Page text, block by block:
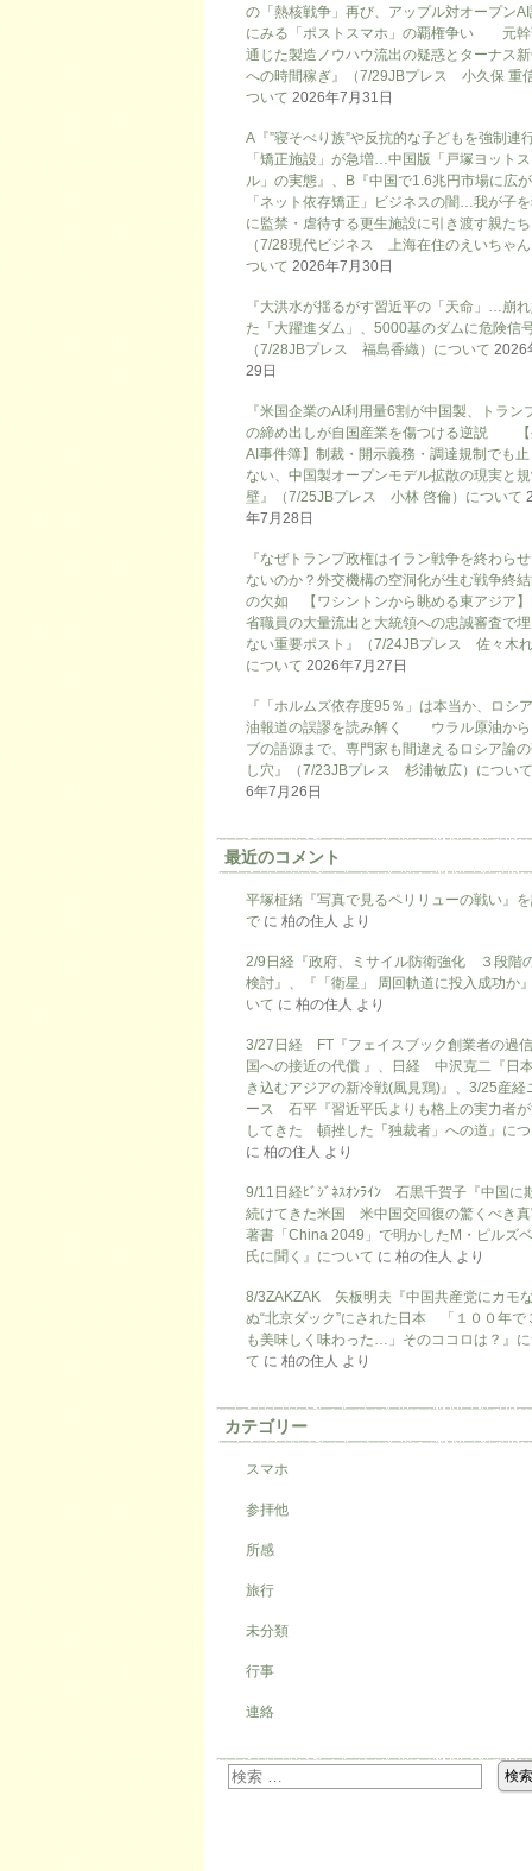
の「熱核戦争」再び、アップル対オープン
にみる「ポストスマホ」の覇権争い 元幹
通じた製造ノウハウ流出の疑惑とターナス
への時間稼ぎ』（7/29JBプレス 小久保 重
ついて 2026年7月31日
A『”寝そべり族”や反抗的な子どもを強制連
「矯正施設」が急増…中国版「戸塚ヨット
ル」の実態』、B『中国で1.6兆円市場に広
「ネット依存矯正」ビジネスの闇…我が子
に監禁・虐待する更生施設に引き渡す親た
（7/28現代ビジネス 上海在住のえいちゃ
ついて 2026年7月30日
『大洪水が揺るがす習近平の「天命」…崩
た「大躍進ダム」、5000基のダムに危険信
（7/28JBプレス 福島香織）について 2026
29日
『米国企業のAI利用量6割が中国製、トラン
の締め出しが自国産業を傷つける逆説 【
AI事件簿】制裁・開示義務・調達規制でも
ない、中国製オープンモデル拡散の現実と
壁』（7/25JBプレス 小林 啓倫）について
年7月28日
『なぜトランプ政権はイラン戦争を終わら
ないのか？外交機構の空洞化が生む戦争終
の欠如 【ワシントンから眺める東アジア
省職員の大量流出と大統領への忠誠審査で
ない重要ポスト』（7/24JBプレス 佐々木
について 2026年7月27日
『「ホルムズ依存度95％」は本当か、ロシ
油報道の誤謬を読み解く ウラル原油から
ブの語源まで、専門家も間違えるロシア論
し穴』（7/23JBプレス 杉浦敏広）について
6年7月26日
最近のコメント
平塚柾緒『写真で見るペリリューの戦い』
で に 柏の住人 より
2/9日経『政府、ミサイル防衛強化 ３段階
検討』、『「衛星」 周回軌道に投入成功か
いて に 柏の住人 より
3/27日経 FT『フェイスブック創業者の過
国への接近の代償 』、日経 中沢克二『日
き込むアジアの新冷戦(風見鶏)』、3/25産経
ース 石平『習近平氏よりも格上の実力者
してきた 頓挫した「独裁者」への道』に
に 柏の住人 より
9/11日経ﾋﾞｼﾞﾈｽｵﾝﾗｲﾝ 石黒千賀子『中国に
続けてきた米国 米中国交回復の驚くべき
著書「China 2049」で明かしたM・ピルズ
氏に聞く』について に 柏の住人 より
8/3ZAKZAK 矢板明夫『中国共産党にカモ
ぬ“北京ダック”にされた日本 「１００年で
も美味しく味わった…」そのココロは？』
て に 柏の住人 より
カテゴリー
スマホ
参拝他
所感
旅行
未分類
行事
連絡